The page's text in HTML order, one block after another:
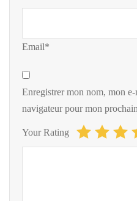
Email*
Enregistrer mon nom, mon
navigateur pour mon
Your Rating